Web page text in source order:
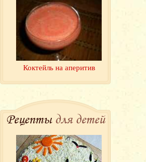
Коктейль на аперитив
Рецепты для детей